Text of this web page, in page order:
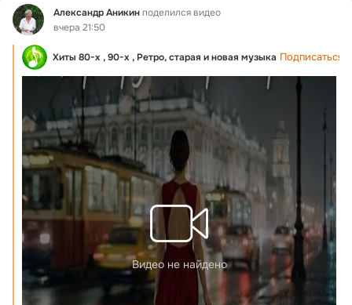
Фид Александр Аникинподелился видео
вчера 21:50
Хиты 80-х , 90-х , Ретро, старая и новая музыка Подписаться
Видео не найдено